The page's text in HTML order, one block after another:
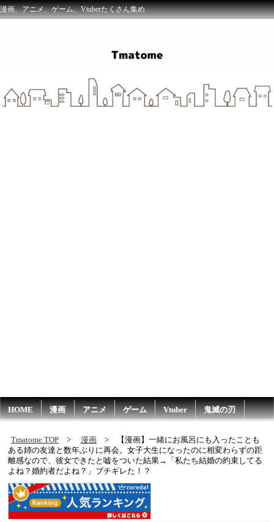
漫画、アニメ、ゲーム、Vtuberたくさん集め
HOME 漫画 アニメ ゲーム Vtuber 鬼滅の刃
Tmatome TOP 漫画
【漫画】一緒にお風呂にも入ったことも
ある姉の友達と数年ぶりに再会。女子大生になったのに相変わらずの距
離感なので、彼女できたと嘘をついた結果→「私たち結婚の約束してる
よね？婚約者だよね？」ブチギレた！？